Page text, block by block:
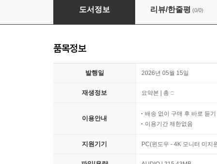
[대여] 숫타니파타
도서정보 리뷰/한줄평 (0/0)
품목정보
발행일 2026년 05월 15일
재생정보 요약본 | 총 ::
이용안내
배송 없이 구매 후 바로 듣기
이용기간 제한없음
지원기기 PC(윈도우 - 4K 모니터 미지